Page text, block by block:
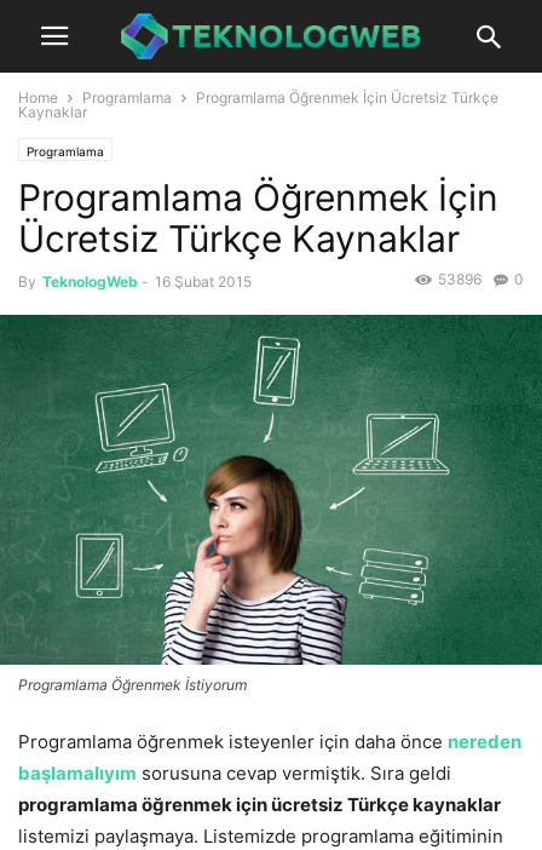
Home Programlama
Programlama Öğrenmek İçin Ücretsiz Türkçe
Kaynaklar
Programlama
Programlama Öğrenmek İçin
Ücretsiz Türkçe Kaynaklar
By TeknologWeb - 16 Şubat 2015 0
53896
Programlama Öğrenmek İstiyorum
Programlama öğrenmek isteyenler için daha önce nereden
başlamalıyım sorusuna cevap vermiştik. Sıra geldi
programlama öğrenmek için ücretsiz Türkçe kaynaklar
listemizi paylaşmaya. Listemizde programlama eğitiminin